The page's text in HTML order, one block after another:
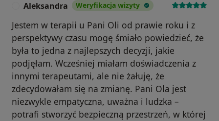
Aleksandra Weryfikacja wizyty
Jestem w terapii u Pani Oli od prawie roku i z
perspektywy czasu mogę śmiało powiedzieć, że
była to jedna z najlepszych decyzji, jakie
podjęłam. Wcześniej miałam doświadczenia z
innymi terapeutami, ale nie żałuję, że
zdecydowałam się na zmianę. Pani Ola jest
niezwykle empatyczna, uważna i ludzka –
potrafi stworzyć bezpieczną przestrzeń, w której